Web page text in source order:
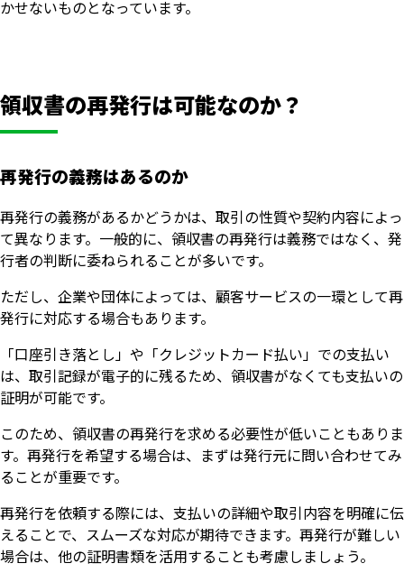
かせないものとなっています。
領収書の再発行は可能なのか？
再発行の義務はあるのか
再発行の義務があるかどうかは、取引の性質や契約内容によっ
て異なります。一般的に、領収書の再発行は義務ではなく、発
行者の判断に委ねられることが多いです。
ただし、企業や団体によっては、顧客サービスの一環として再
発行に対応する場合もあります。
「口座引き落とし」や「クレジットカード払い」での支払い
は、取引記録が電子的に残るため、領収書がなくても支払いの
証明が可能です。
このため、領収書の再発行を求める必要性が低いこともありま
す。再発行を希望する場合は、まずは発行元に問い合わせてみ
ることが重要です。
再発行を依頼する際には、支払いの詳細や取引内容を明確に伝
えることで、スムーズな対応が期待できます。再発行が難しい
場合は、他の証明書類を活用することも考慮しましょう。